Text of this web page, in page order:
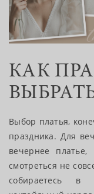
КАК
Выбор платья,
праздника. Для
вечернее платье,
смотреться не
собираетесь в